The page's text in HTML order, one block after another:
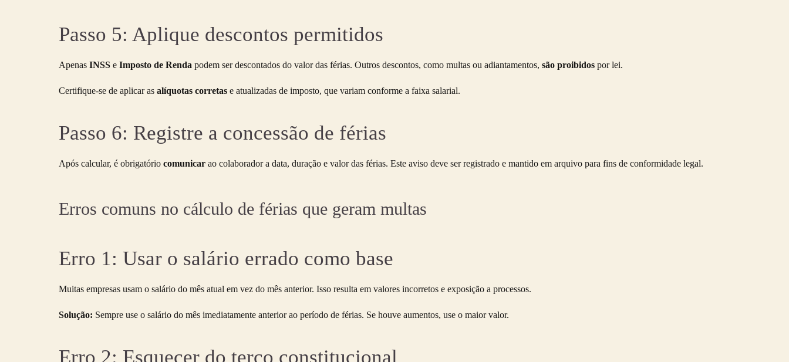
Passo 5: Aplique descontos permitidos
Apenas INSS e Imposto de Renda podem ser descontados do valor das férias. Outros descontos, como multas ou adiantamentos, são proibidos por lei.
Certifique-se de aplicar as alíquotas corretas e atualizadas de imposto, que variam conforme a faixa salarial.
Passo 6: Registre a concessão de férias
Após calcular, é obrigatório comunicar ao colaborador a data, duração e valor das férias. Este aviso deve ser registrado e mantido em arquivo para fins de conformidade legal.
Erros comuns no cálculo de férias que geram multas
Erro 1: Usar o salário errado como base
Muitas empresas usam o salário do mês atual em vez do mês anterior. Isso resulta em valores incorretos e exposição a processos.
Solução: Sempre use o salário do mês imediatamente anterior ao período de férias. Se houve aumentos, use o maior valor.
Erro 2: Esquecer do terço constitucional